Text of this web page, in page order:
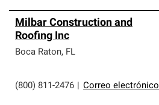
Milbar Construction and
Roofing Inc
Boca Raton, FL
(800) 811-2476 Correo electrónico